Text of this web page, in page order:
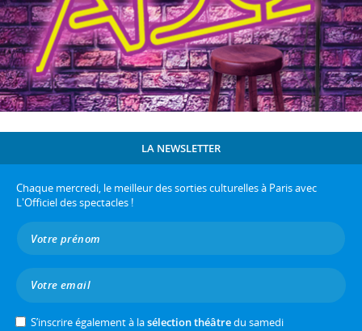
LA NEWSLETTER
Chaque mercredi, le meilleur des sorties culturelles à Paris avec
L'Officiel des spectacles !
S’inscrire également à lasélection théâtredu samedi